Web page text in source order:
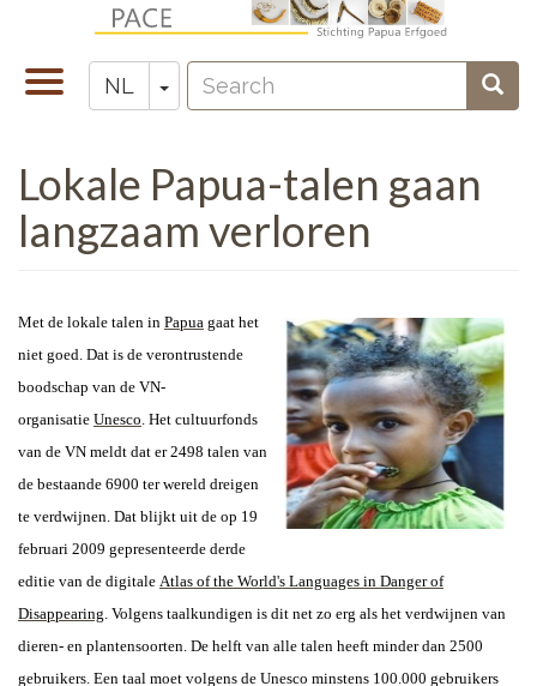
naar
gaan
Navigatie
wisselen
NL Toggle Dropdown
Zoeken
Search
Lokale Papua-talen gaan
langzaam verloren
Met de lokale talen in Papua gaat het
niet goed. Dat is de verontrustende
boodschap van de VN-
organisatie Unesco . Het cultuurfonds
van de VN meldt dat er 2498 talen van
de bestaande 6900 ter wereld dreigen
te verdwijnen. Dat blijkt uit de op 19
februari 2009 gepresenteerde derde
editie van de digitale Atlas of the World's Languages in Danger of
Disappearing . Volgens taalkundigen is dit net zo erg als het verdwijnen van
dieren- en plantensoorten. De helft van alle talen heeft minder dan 2500
gebruikers. Een taal moet volgens de Unesco minstens 100.000 gebruikers